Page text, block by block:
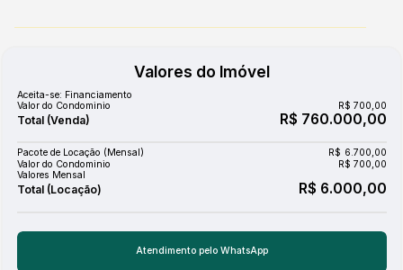
Valores do Imóvel
R$ 760.000,00
Aceita-se: Financiamento
Valor do Condominio
R$ 700,00
R$ 6.000,00
Valores Mensal
Valor do Condominio R$ 700,00
R$ 6.700,00
Pacote de Locação (Mensal)